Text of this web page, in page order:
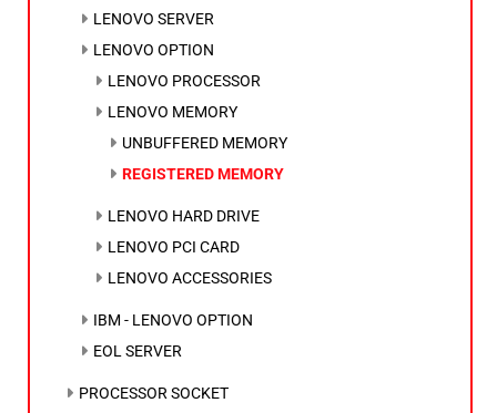
LENOVO SERVER
LENOVO OPTION
LENOVO PROCESSOR
LENOVO MEMORY
UNBUFFERED MEMORY
REGISTERED MEMORY
LENOVO HARD DRIVE
LENOVO PCI CARD
LENOVO ACCESSORIES
IBM - LENOVO OPTION
EOL SERVER
PROCESSOR SOCKET